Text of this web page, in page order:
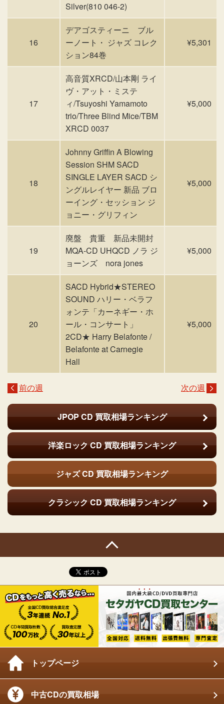
Silver(810 046-2)
16
デアゴスティーニ ブル
ーノート・ ジャズ コレク
ション84巻
¥5,301
17
高音質XRCD/山本剛 ライ
ヴ・アット・ミステ
ィ/Tsuyoshi Yamamoto
trio/Three Blind Mice/TBM
XRCD 0037
¥5,000
18
Johnny Griffin A Blowing
Session SHM SACD
SINGLE LAYER SACD シ
ングルレイヤー 新品 ブロ
ーイング・セッション ジ
ョニー・グリフィン
¥5,000
19
廃盤 貴重 新品未開封
MQA-CD UHQCD ノラ ジ
ョーンズ nora jones
¥5,000
20
SACD Hybrid★STEREO
SOUND ハリー・ベラフ
ォンテ「カーネギー・ホ
ール・コンサート」
2CD★ Harry Belafonte /
Belafonte at Carnegie
Hall
¥5,000
前の週 次の週
JPOP CD買取相場ランキング
洋楽ロック CD買取相場ランキング
ジャズ CD 買取相場ランキング
クラシック CD買取相場ランキング
トップページ
中古CDの買取相場